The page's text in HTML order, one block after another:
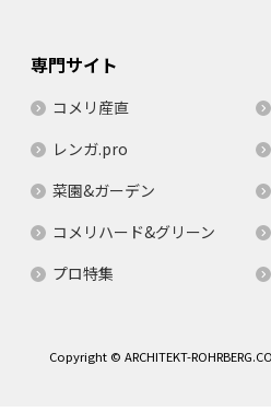
専門サイト
コメリ産直
レンガ.pro
菜園&ガーデン
コメリハード&グリーン
プロ特集
Copyright © ARCHITEKT-